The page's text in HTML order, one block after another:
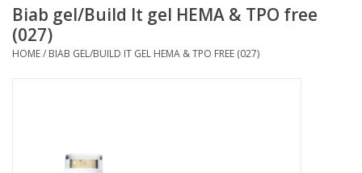
Acrylpoeder
Aluminium koffer/Trolley
Biab gel/Build It gel HEMA & TPO free
(027)
HOME/ BIAB GEL/BUILD IT GEL HEMA & TPO FREE (027)